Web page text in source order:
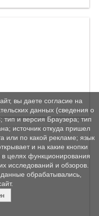
вы даете согласие на
данных (сведения о
и версия Браузера; тип
источник откуда пришел
или по какой рекламе; язык
и на какие кнопки
целях функционирования
исследований и обзоров.
обрабатывались,